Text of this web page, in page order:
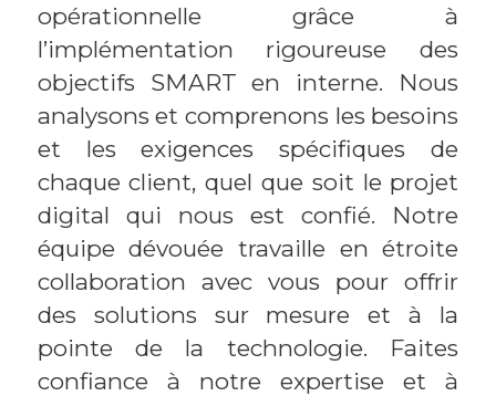
opérationnelle grâce à
l’implémentation rigoureuse des
objectifs SMART en interne. Nous
analysons et comprenons les besoins
et les exigences spécifiques de
chaque client, quel que soit le projet
digital qui nous est confié. Notre
équipe dévouée travaille en étroite
collaboration avec vous pour offrir
des solutions sur mesure et à la
pointe de la technologie. Faites
confiance à notre expertise et à